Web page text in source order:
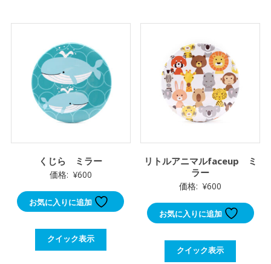
くじら ミラー
価格: ¥600
お気に入りに追加
クイック表示
リトルアニマルfaceup ミ
ラー
価格: ¥600
お気に入りに追加
クイック表示